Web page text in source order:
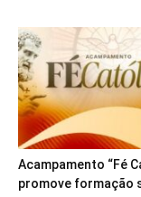
Acampamento “Fé
promove formação